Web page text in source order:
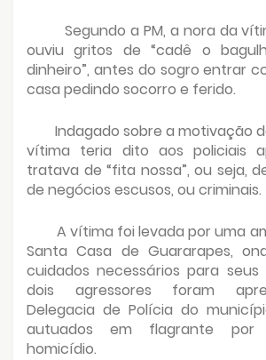
Segundo a PM, a nora da
ouviu gritos de “cadê o
dinheiro”, antes do sogro entrar
casa pedindo socorro e ferido.
Indagado sobre a motivação
vítima teria dito aos policiais
tratava de “fita nossa”, ou seja,
de negócios escusos, ou criminais.
A vítima foi levada por uma
Santa Casa de Guararapes,
cuidados necessários para seus
dois agressores foram
Delegacia de Polícia do
autuados em flagrante
homicídio.